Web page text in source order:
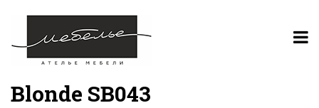
Blonde SB043